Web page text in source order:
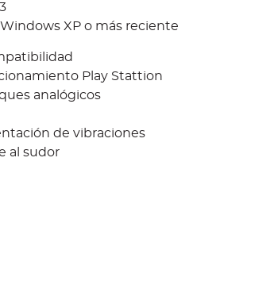
XP o más reciente
Play Stattion
analógicos
de vibraciones
al sudor